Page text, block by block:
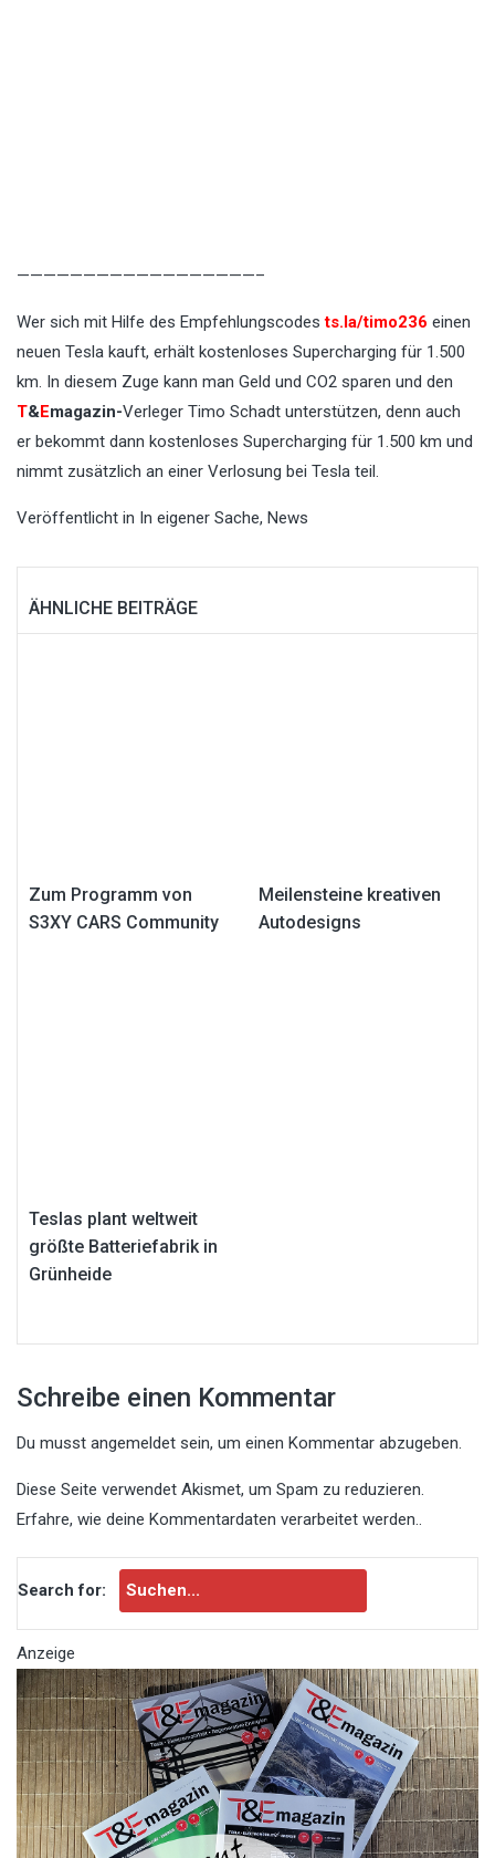
——————————————————–
Wer sich mit Hilfe des Empfehlungscodes ts.la/timo236 einen
neuen Tesla kauft, erhält kostenloses Supercharging für 1.500
km. In diesem Zuge kann man Geld und CO2 sparen und den
T&Emagazin-Verleger Timo Schadt unterstützen, denn auch
er bekommt dann kostenloses Supercharging für 1.500 km und
nimmt zusätzlich an einer Verlosung bei Tesla teil.
Veröffentlicht in In eigener Sache, News
ÄHNLICHE BEITRÄGE
Zum Programm von
S3XY CARS Community
Meilensteine kreativen
Autodesigns
Teslas plant weltweit
größte Batteriefabrik in
Grünheide
Schreibe einen Kommentar
Du musst angemeldet sein, um einen Kommentar abzugeben.
Diese Seite verwendet Akismet, um Spam zu reduzieren.
Erfahre, wie deine Kommentardaten verarbeitet werden..
Search for:
Anzeige